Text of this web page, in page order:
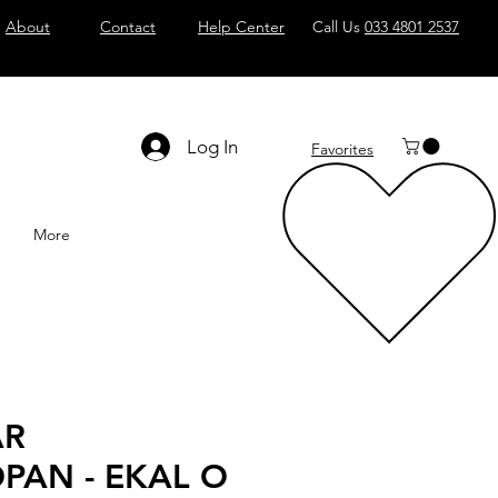
About Contact Help Center Call Us 033 4801 2537
Log In Favorites
More
- EKAL O